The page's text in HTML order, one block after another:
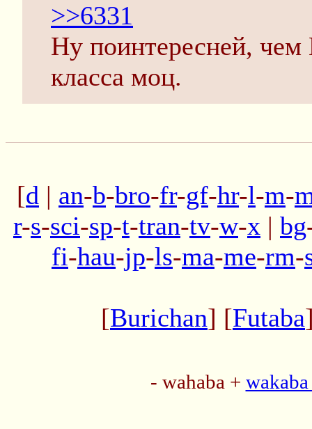
>>6331
Ну поинтересней,
класса моц.
[d | an-b-bro-fr-gf-hr-l-m-
r-s-sci-sp-t-tran-tv-w-x | bg
fi-hau-jp-ls-ma-me-rm-
[Burichan] [Futaba
- wahaba +